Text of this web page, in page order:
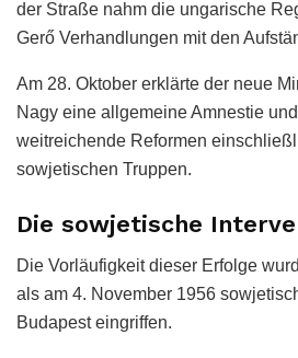
der Straße nahm die ungarische
Gerő Verhandlungen mit den
Am 28. Oktober erklärte der neue
Nagy eine allgemeine Amnestie
weitreichende Reformen
sowjetischen Truppen.
Die sowjetische
Die Vorläufigkeit dieser Erfolge
als am 4. November 1956
Budapest eingriffen.